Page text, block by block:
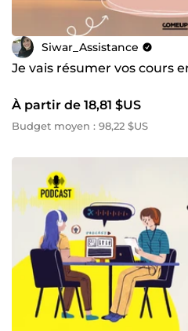
Siwar_Assistance
Je vais résumer vos cours
À partir de 18,81 $US
Budget moyen : 98,22 $US